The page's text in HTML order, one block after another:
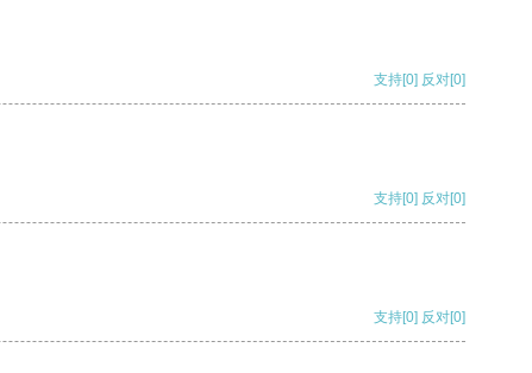
支持[0] 反对[0]
支持[0] 反对[0]
支持[0] 反对[0]